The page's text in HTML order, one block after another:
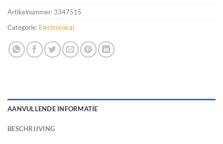
Artikelnummer: 3347515
Categorie: Electro(nica)
AANVULLENDE INFORMATIE
BESCHRIJVING